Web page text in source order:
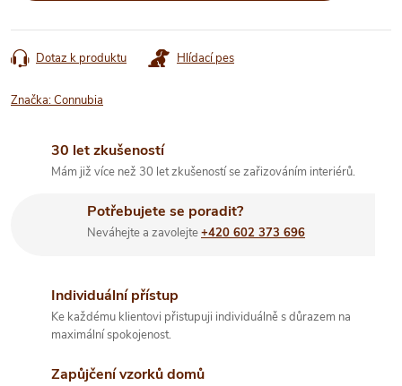
Dotaz k produktu Hlídací pes
Značka:Connubia
30 let zkušeností
Mám již více než 30 let zkušeností se zařizováním interiérů.
Potřebujete se poradit?
Neváhejte a zavolejte+420 602 373 696
Individuální přístup
Ke každému klientovi přistupuji individuálně s důrazem na
maximální spokojenost.
Zapůjčení vzorků domů